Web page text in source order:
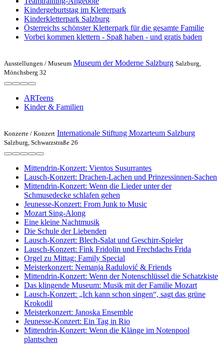
Kindergeburtstag im Kletterpark
Kinderkletterpark Salzburg
Österreichs schönster Kletterpark für die gesamte Familie
Vorbei kommen klettern - Spaß haben - und gratis baden
Ausstellungen / Museum Museum der Moderne Salzburg Salzburg,
Mönchsberg 32
ARTeens
Kinder & Familien
Konzerte / Konzert Internationale Stiftung Mozarteum Salzburg
Salzburg, Schwarzstraße 26
Mittendrin-Konzert: Vientos Susurrantes
Lausch-Konzert: Drachen-Lachen und Prinzessinnen-Sachen
Mittendrin-Konzert: Wenn die Lieder unter der
Schmusedecke schlafen gehen
Jeunesse-Konzert: From Junk to Music
Mozart Sing-Along
Eine kleine Nachtmusik
Die Schule der Liebenden
Lausch-Konzert: Blech-Salat und Geschirr-Spieler
Lausch-Konzert: Fink Fridolin und Frechdachs Frida
Orgel zu Mittag: Family Special
Meisterkonzert: Nemanja Radulović & Friends
Mittendrin-Konzert: Wenn der Notenschlüssel die Schatzkiste
Das klingende Museum: Musik mit der Familie Mozart
Lausch-Konzert: „Ich kann schon singen“, sagt das grüne
Krokodil
Meisterkonzert: Janoska Ensemble
Jeunesse-Konzert: Ein Tag in Rio
Mittendrin-Konzert: Wenn die Klänge im Notenpool
plantschen